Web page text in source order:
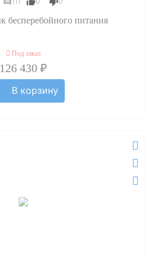
бесперебойного питания
Под заказ
126 430 ₽
В корзину